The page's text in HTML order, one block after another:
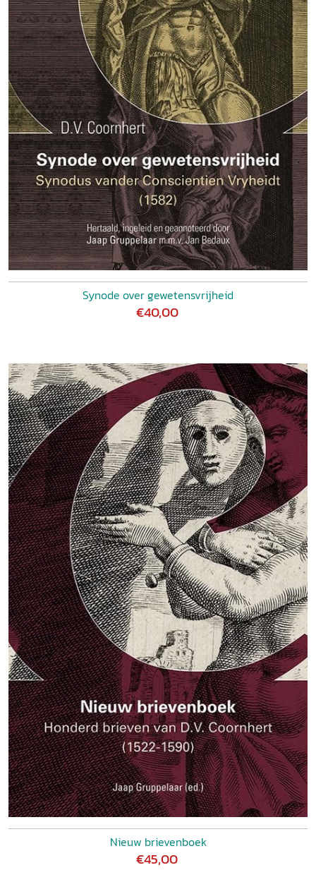
Synode over gewetensvrijheid
€40,00
Nieuw brievenboek
€45,00